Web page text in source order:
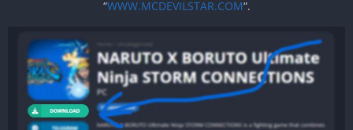
“WWW.MCDEVILSTAR.COM“.